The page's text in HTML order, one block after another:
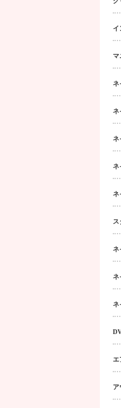
イ
マ
ネ
ネ
ネ
ネ
ネ
ネ
エ
ア